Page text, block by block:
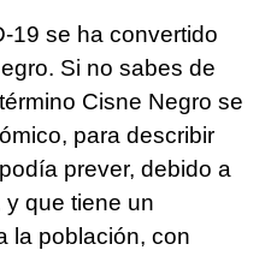
19 se ha convertido
Si no sabes de
Cisne Negro se
para describir
prever, debido a
que tiene un
la población, con